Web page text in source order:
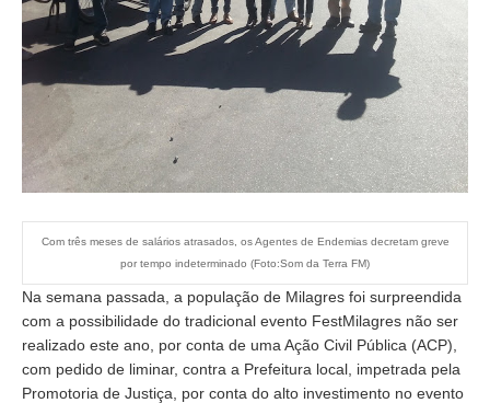
Com três meses de salários atrasados, os Agentes de Endemias decretam greve
por tempo indeterminado (Foto:Som da Terra FM)
Na semana passada, a população de Milagres foi surpreendida
com a possibilidade do tradicional evento FestMilagres não ser
realizado este ano, por conta de uma Ação Civil Pública (ACP),
com pedido de liminar, contra a Prefeitura local, impetrada pela
Promotoria de Justiça, por conta do alto investimento no evento